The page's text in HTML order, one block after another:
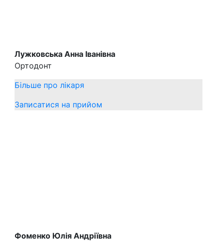
Лужковська Анна Іванівна
Ортодонт
Більше про лікаря
Записатися на прийом
Фоменко Юлія Андріївна